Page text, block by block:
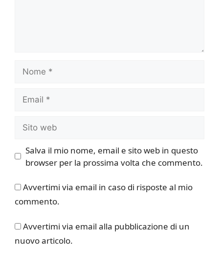
web
Salva il mio nome, email e sito web in questo
browser per la prossima volta che commento.
Avvertimi via email in caso di risposte al mio
commento.
Avvertimi via email alla pubblicazione di un
nuovo articolo.